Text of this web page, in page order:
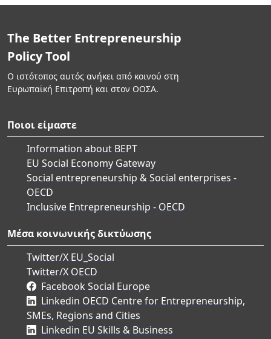
The Better Entrepreneurship
Policy Tool
Ο ιστότοπος αυτός ανήκει από κοινού στη
Ευρωπαϊκή Επιτροπή και στον ΟΟΣΑ.
Ποιοι είμαστε
Information about BEPT
EU Social Economy Gateway
Social entrepreneurship & Social enterprises -
OECD
Inclusive Entrepreneurship - OECD
Μέσα κοινωνικής δικτύωσης
Twitter/X EU_Social
Twitter/X OECD
Facebook Social Europe
Linkedin OECD Centre for Entrepreneurship,
SMEs, Regions and Cities
Linkedin EU Skills & Business